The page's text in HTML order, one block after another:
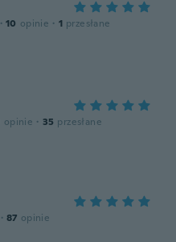
· 10 opinie · 1 przesłane
opinie · 35 przesłane
· 87 opinie